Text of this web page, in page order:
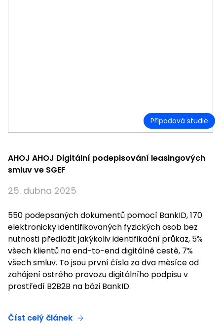
Případová studie
AHOJ AHOJ Digitální podepisování leasingových
smluv ve SGEF
25. dubna 2025
550 podepsaných dokumentů pomocí BankID, 170
elektronicky identifikovaných fyzických osob bez
nutnosti předložit jakýkoliv identifikační průkaz, 5%
všech klientů na end-to-end digitálně cestě, 7%
všech smluv. To jsou první čísla za dva měsíce od
zahájení ostrého provozu digitálního podpisu v
prostředí B2B2B na bázi BankID.
Číst celý článek